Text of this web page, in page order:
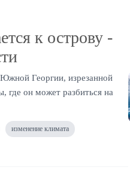
к острову -
Георгии, изрезанной
где он может разбиться на
изменение климата